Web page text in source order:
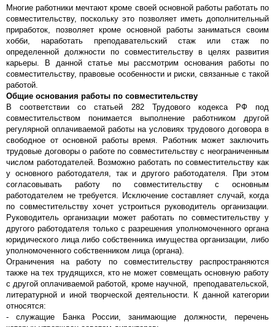
Многие работники мечтают кроме своей основной работы работать по
совместительству, поскольку это позволяет иметь дополнительный
приработок, позволяет кроме основной работы заниматься своим
хобби, наработать преподавательский стаж или стаж по
определенной должности по совместительству в целях развития
карьеры. В данной статье мы рассмотрим основания работы по
совместительству, правовые особенности и риски, связанные с такой
работой.
Общие основания работы по совместительству
В соответствии со статьей 282 Трудового кодекса РФ под
совместительством понимается выполнение работником другой
регулярной оплачиваемой работы на условиях трудового договора в
свободное от основной работы время. Работник может заключить
трудовые договоры о работе по совместительству с неограниченным
числом работодателей. Возможно работать по совместительству как
у основного работодателя, так и другого работодателя. При этом
согласовывать работу по совместительству с основным
работодателем не требуется. Исключение составляет случай, когда
по совместительству хочет устроиться руководитель организации.
Руководитель организации может работать по совместительству у
другого работодателя только с разрешения уполномоченного органа
юридического лица либо собственника имущества организации, либо
уполномоченного собственником лица (органа).
Ограничения на работу по совместительству распространяются
также на тех трудящихся, кто не может совмещать основную работу
с другой оплачиваемой работой, кроме научной, преподавательской,
литературной и иной творческой деятельности. К данной категории
относятся:
- служащие Банка России, занимающие должности, перечень